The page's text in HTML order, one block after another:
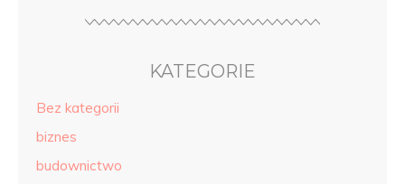
KATEGORIE
Bez kategorii
biznes
budownictwo